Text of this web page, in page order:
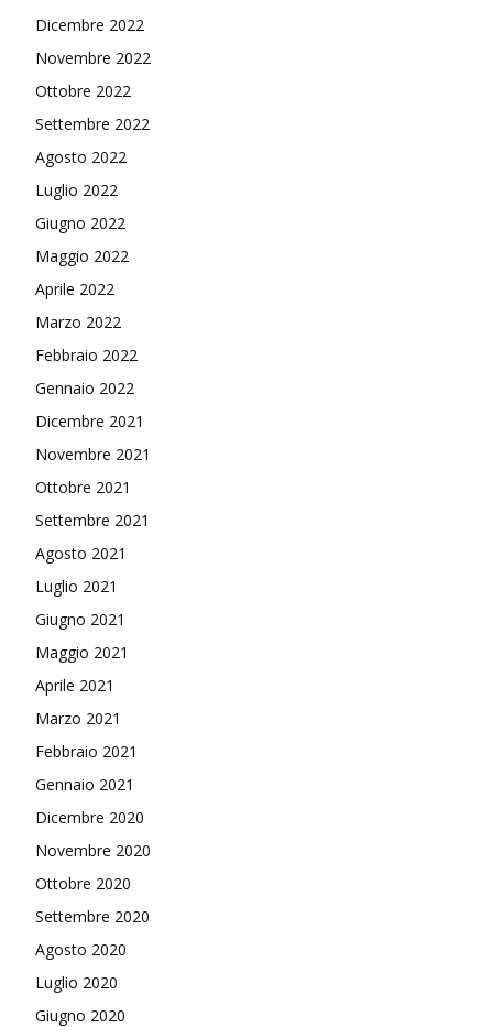
Dicembre 2022
Novembre 2022
Ottobre 2022
Settembre 2022
Agosto 2022
Luglio 2022
Giugno 2022
Maggio 2022
Aprile 2022
Marzo 2022
Febbraio 2022
Gennaio 2022
Dicembre 2021
Novembre 2021
Ottobre 2021
Settembre 2021
Agosto 2021
Luglio 2021
Giugno 2021
Maggio 2021
Aprile 2021
Marzo 2021
Febbraio 2021
Gennaio 2021
Dicembre 2020
Novembre 2020
Ottobre 2020
Settembre 2020
Agosto 2020
Luglio 2020
Giugno 2020